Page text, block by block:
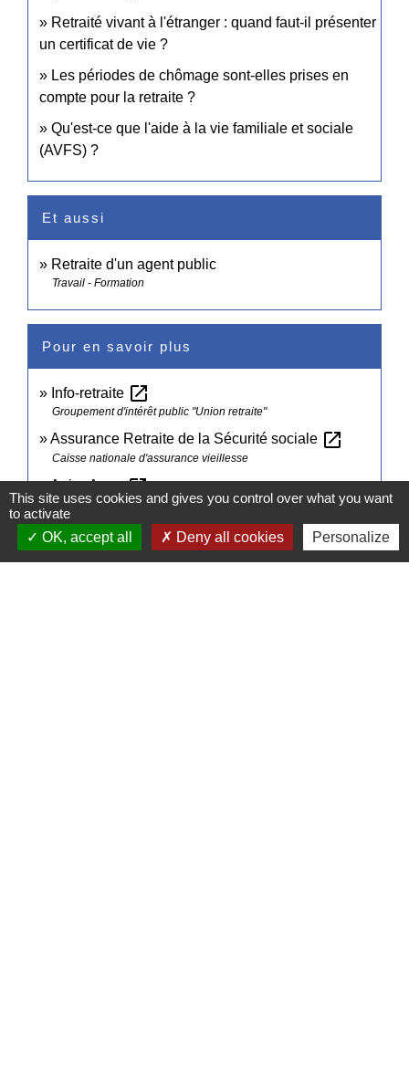
Retraité vivant à l'étranger : quand faut-il présenter
un certificat de vie ?
Les périodes de chômage sont-elles prises en
compte pour la retraite ?
Qu'est-ce que l'aide à la vie familiale et sociale
(AVFS) ?
Et aussi
Retraite d'un agent public
Travail - Formation
Pour en savoir plus
Info-retraite open_in_new
Groupement d'intérêt public "Union retraite"
Assurance Retraite de la Sécurité sociale open_in_new
Caisse nationale d'assurance vieillesse
Agirc-Arrcoopen_in_new
Fédération Agirc-Arrco
This site uses cookies and gives you control over what you want
to activate
OK, accept all
Deny all cookies Personalize